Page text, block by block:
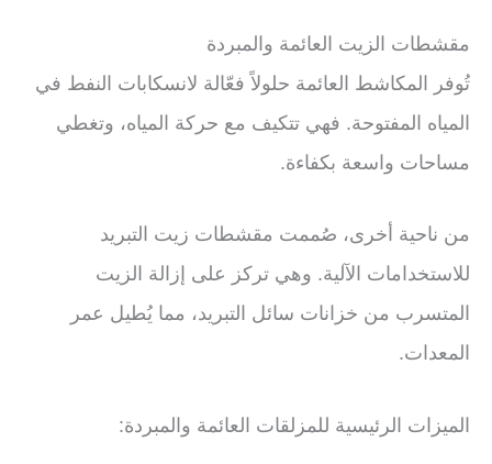
مقشطات الزيت العائمة والمبردة
تُوفر المكاشط العائمة حلولاً فعّالة لانسكابات النفط في
المياه المفتوحة. فهي تتكيف مع حركة المياه، وتغطي
مساحات واسعة بكفاءة.
من ناحية أخرى، صُممت مقشطات زيت التبريد
للاستخدامات الآلية. وهي تركز على إزالة الزيت
المتسرب من خزانات سائل التبريد، مما يُطيل عمر
المعدات.
الميزات الرئيسية للمزلقات العائمة والمبردة: